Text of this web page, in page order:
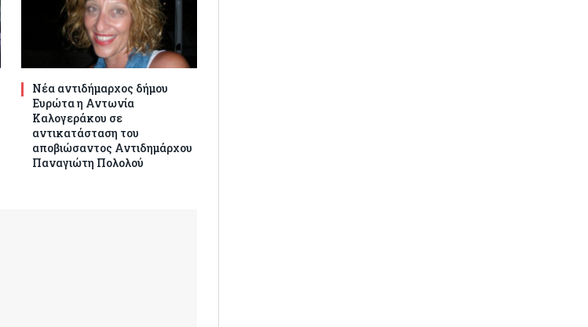
Νέα αντιδήμαρχος δήμου
Ευρώτα η Αντωνία
Καλογεράκου σε
αντικατάσταση του
αποβιώσαντος Αντιδημάρχου
Παναγιώτη Πολολού